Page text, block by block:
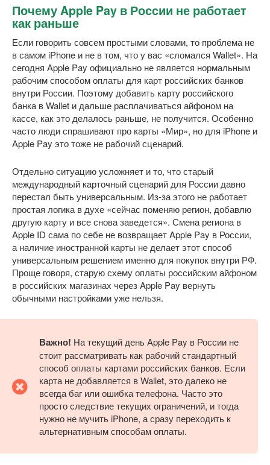
Почему Apple Pay в России не работает
как раньше
Если говорить совсем простыми словами, то проблема не
в самом iPhone и не в том, что у вас «сломался Wallet». На
сегодня Apple Pay официально не является нормальным
рабочим способом оплаты для карт российских банков
внутри России. Поэтому добавить карту российского
банка в Wallet и дальше расплачиваться айфоном на
кассе, как это делалось раньше, не получится. Особенно
часто люди спрашивают про карты «Мир», но для iPhone и
Apple Pay это тоже не рабочий сценарий.
Отдельно ситуацию усложняет и то, что старый
международный карточный сценарий для России давно
перестал быть универсальным. Из-за этого не работает
простая логика в духе «сейчас поменяю регион, добавлю
другую карту и все снова заведется». Смена региона в
Apple ID сама по себе не возвращает Apple Pay в России,
а наличие иностранной карты не делает этот способ
универсальным решением именно для покупок внутри РФ.
Проще говоря, старую схему оплаты российским айфоном
в российских магазинах через Apple Pay вернуть
обычными настройками уже нельзя.
Важно! На текущий день Apple Pay в России не
стоит рассматривать как рабочий стандартный
способ оплаты картами российских банков. Если
карта не добавляется в Wallet, это далеко не
всегда баг или ошибка телефона. Часто это
просто следствие текущих ограничений, и тогда
нужно не мучить iPhone, а сразу переходить к
альтернативным способам оплаты.